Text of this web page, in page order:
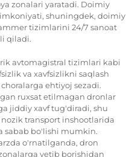
zonalari yaratadi. Doimiy
shuningdek, doimiy
tizimlarini 24/7 sanoat
qiladi.
avtomagistral tizimlari kabi
va xavfsizlikni saqlash
ehtiyoj sezadi.
ruxsat etilmagan dronlar
jiddiy xavf tug'diradi, shu
transport inshootlarida
sabab bo'lishi mumkin.
o'rnatilganda, dron
yetib borishidan